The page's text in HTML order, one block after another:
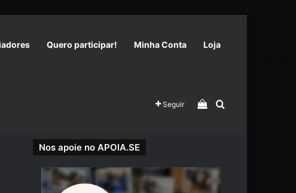
Quero participar! Minha Conta Loja
Seguir Veja seu carrinho
Procurar por
Nos apoie no APOIA.SE